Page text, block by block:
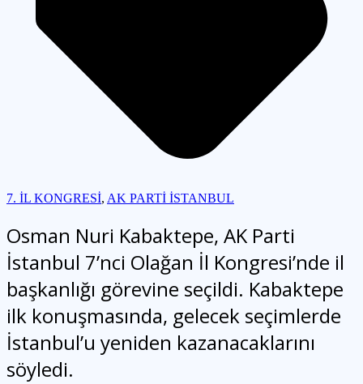
7. İL KONGRESİ, AK PARTİ İSTANBUL
Osman Nuri Kabaktepe, AK Parti
İstanbul 7’nci Olağan İl Kongresi’nde il
başkanlığı görevine seçildi. Kabaktepe
ilk konuşmasında, gelecek seçimlerde
İstanbul’u yeniden kazanacaklarını
söyledi.